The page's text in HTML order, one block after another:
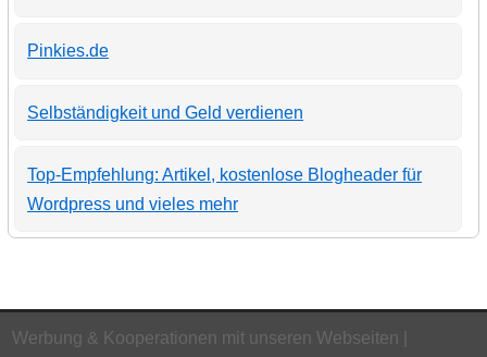
Pinkies.de
Selbständigkeit und Geld verdienen
Top-Empfehlung: Artikel, kostenlose Blogheader für
Wordpress und vieles mehr
Werbung & Kooperationen mit unseren Webseiten